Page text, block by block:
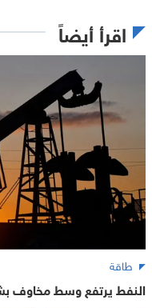
اقرأ أيضاً
طاقة
النفط يرتفع وسط مخاوف